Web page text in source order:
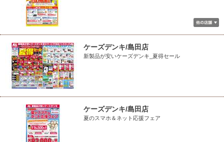
ケーズデンキ/島田店
新製品が安いケーズデンキ_夏得セール
ケーズデンキ/島田店
夏のスマホ＆ネット応援フェア